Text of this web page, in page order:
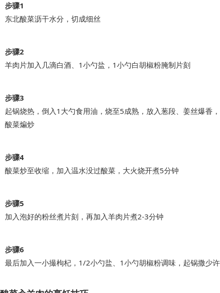
步骤1
东北酸菜沥干水分，切成细丝
步骤2
羊肉片加入几滴白酒、1小勺盐，1小勺白胡椒粉腌制片刻
步骤3
起锅烧热，倒入1大勺食用油，烧至5成熟，放入葱段、姜丝爆香
酸菜煸炒
步骤4
酸菜炒至收缩，加入温水没过酸菜，大火烧开煮5分钟
步骤5
加入泡好的粉丝煮片刻，再加入羊肉片煮2-3分钟
步骤6
最后加入一小撮枸杞，1/2小勺盐、1小勺胡椒粉调味，起锅撒少